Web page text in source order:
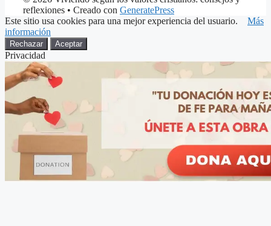
reflexiones • Creado con GeneratePress
Este sitio usa cookies para una mejor experiencia del usuario. Más
información
Rechazar Aceptar
Privacidad